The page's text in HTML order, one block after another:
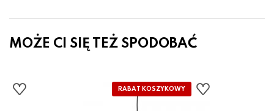
MOŻE CI SIĘ TEŻ SPODOBAĆ